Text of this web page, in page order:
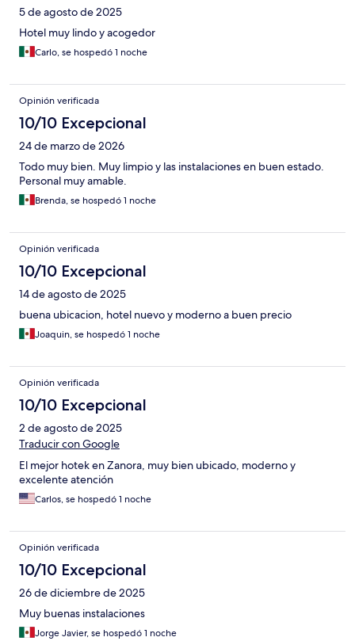
5 de agosto de 2025
Hotel muy lindo y acogedor
Carlo, se hospedó 1 noche
Opinión verificada
10/10 Excepcional
24 de marzo de 2026
Todo muy bien. Muy limpio y las instalaciones en buen estado.
Personal muy amable.
Brenda, se hospedó 1 noche
Opinión verificada
10/10 Excepcional
14 de agosto de 2025
buena ubicacion, hotel nuevo y moderno a buen precio
Joaquin, se hospedó 1 noche
Opinión verificada
10/10 Excepcional
2 de agosto de 2025
Traducir con Google
El mejor hotek en Zanora, muy bien ubicado, moderno y
excelente atención
Carlos, se hospedó 1 noche
Opinión verificada
10/10 Excepcional
26 de diciembre de 2025
Muy buenas instalaciones
Jorge Javier, se hospedó 1 noche